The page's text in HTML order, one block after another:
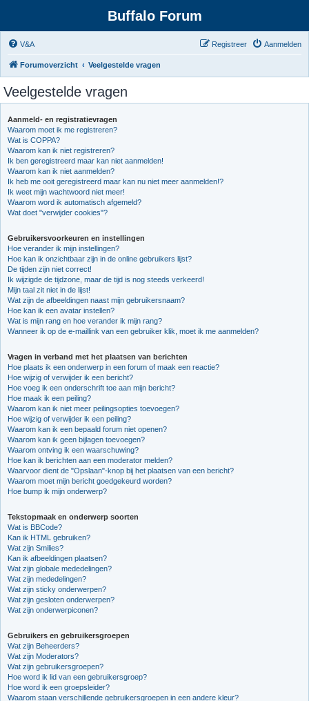
Buffalo Forum
V&A Aanmelden
Registreer
Forumoverzicht Veelgestelde vragen
Veelgestelde vragen
Aanmeld- en registratievragen
Waarom moet ik me registreren?
Wat is COPPA?
Waarom kan ik niet registreren?
Ik ben geregistreerd maar kan niet aanmelden!
Waarom kan ik niet aanmelden?
Ik heb me ooit geregistreerd maar kan nu niet meer aanmelden!?
Ik weet mijn wachtwoord niet meer!
Waarom word ik automatisch afgemeld?
Wat doet "verwijder cookies"?
Gebruikersvoorkeuren en instellingen
Hoe verander ik mijn instellingen?
Hoe kan ik onzichtbaar zijn in de online gebruikers lijst?
De tijden zijn niet correct!
Ik wijzigde de tijdzone, maar de tijd is nog steeds verkeerd!
Mijn taal zit niet in de lijst!
Wat zijn de afbeeldingen naast mijn gebruikersnaam?
Hoe kan ik een avatar instellen?
Wat is mijn rang en hoe verander ik mijn rang?
Wanneer ik op de e-maillink van een gebruiker klik, moet ik me aanmelden?
Vragen in verband met het plaatsen van berichten
Hoe plaats ik een onderwerp in een forum of maak een reactie?
Hoe wijzig of verwijder ik een bericht?
Hoe voeg ik een onderschrift toe aan mijn bericht?
Hoe maak ik een peiling?
Waarom kan ik niet meer peilingsopties toevoegen?
Hoe wijzig of verwijder ik een peiling?
Waarom kan ik een bepaald forum niet openen?
Waarom kan ik geen bijlagen toevoegen?
Waarom ontving ik een waarschuwing?
Hoe kan ik berichten aan een moderator melden?
Waarvoor dient de "Opslaan"-knop bij het plaatsen van een bericht?
Waarom moet mijn bericht goedgekeurd worden?
Hoe bump ik mijn onderwerp?
Tekstopmaak en onderwerp soorten
Wat is BBCode?
Kan ik HTML gebruiken?
Wat zijn Smilies?
Kan ik afbeeldingen plaatsen?
Wat zijn globale mededelingen?
Wat zijn mededelingen?
Wat zijn sticky onderwerpen?
Wat zijn gesloten onderwerpen?
Wat zijn onderwerpiconen?
Gebruikers en gebruikersgroepen
Wat zijn Beheerders?
Wat zijn Moderators?
Wat zijn gebruikersgroepen?
Hoe word ik lid van een gebruikersgroep?
Hoe word ik een groepsleider?
Waarom staan verschillende gebruikersgroepen in een andere kleur?